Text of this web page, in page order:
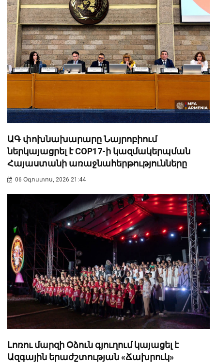
ԱԳ փոխնախարարը Նայրոբիում
ներկայացրել է COP17-ի կազմակերպման
Հայաստանի առաջնահերթությունները
06 Օգոստոս, 2026 21:44
Լոռու մարզի Օձուն գյուղում կայացել է
Ազգային երաժշտության «Ճախրուկ»